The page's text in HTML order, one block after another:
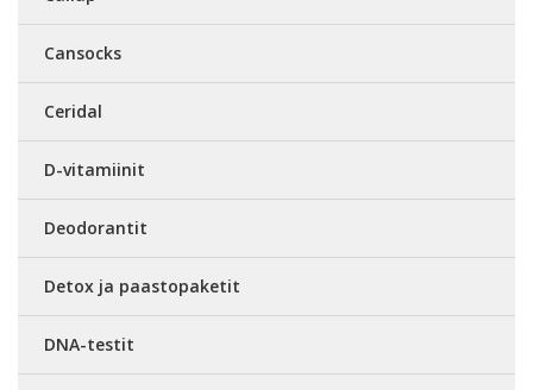
Cansocks
Ceridal
D-vitamiinit
Deodorantit
Detox ja paastopaketit
DNA-testit